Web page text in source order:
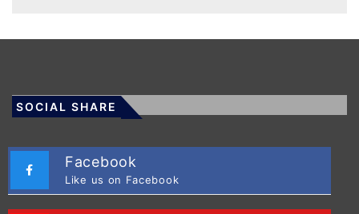
SOCIAL SHARE
Facebook
Like us on Facebook